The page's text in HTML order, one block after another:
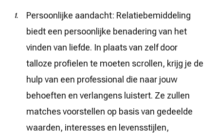
Persoonlijke aandacht: Relatiebemiddeling
biedt een persoonlijke benadering van het
vinden van liefde. In plaats van zelf door
talloze profielen te moeten scrollen, krijg je de
hulp van een professional die naar jouw
behoeften en verlangens luistert. Ze zullen
matches voorstellen op basis van gedeelde
waarden, interesses en levensstijlen,